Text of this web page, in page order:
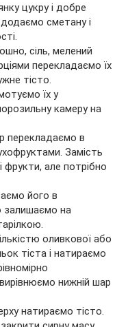
цукру і добре
сметану і
сіль, мелений
перекладаємо їх
тісто.
їх у
камеру на
перекладаємо в
Замість
фрукти, але потрібно
його в
залишаємо на
оливкової або
тіста і натираємо
нижній шар
натираємо тісто.